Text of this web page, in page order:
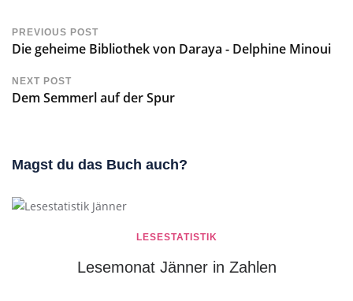
PREVIOUS POST
Die geheime Bibliothek von Daraya - Delphine Minoui
NEXT POST
Dem Semmerl auf der Spur
Magst du das Buch auch?
LESESTATISTIK
Lesemonat Jänner in Zahlen